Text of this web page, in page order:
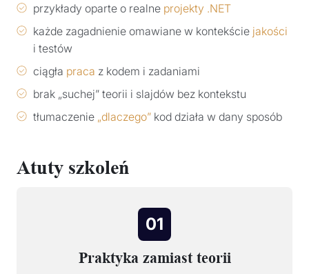
przykłady oparte o realne projekty .NET
każde zagadnienie omawiane w kontekście jakości
i testów
ciągła praca z kodem i zadaniami
brak „suchej” teorii i slajdów bez kontekstu
tłumaczenie „dlaczego” kod działa w dany sposób
Atuty szkoleń
01
Praktyka zamiast teorii